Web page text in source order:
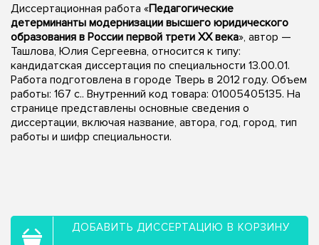
Диссертационная работа «Педагогические
детерминанты модернизации высшего юридического
образования в России первой трети XX века», автор —
Ташлова, Юлия Сергеевна, относится к типу:
кандидатская диссертация по специальности 13.00.01.
Работа подготовлена в городе Тверь в 2012 году. Объем
работы: 167 с.. Внутренний код товара: 01005405135. На
странице представлены основные сведения о
диссертации, включая название, автора, год, город, тип
работы и шифр специальности.
ДОБАВИТЬ ДИССЕРТАЦИЮ В КОРЗИНУ